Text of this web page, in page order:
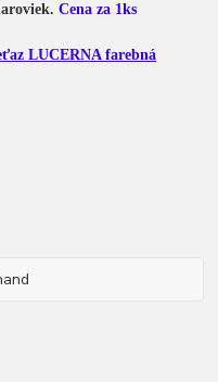
Cena za 1ks
LUCERNA farebná